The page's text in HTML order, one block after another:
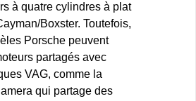
à quatre cylindres à plat
Boxster. Toutefois,
Porsche peuvent
partagés avec
VAG, comme la
qui partage des